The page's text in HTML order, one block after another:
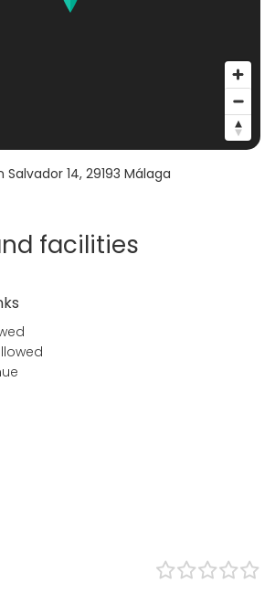
Salvador 14, 29193 Málaga
facilities